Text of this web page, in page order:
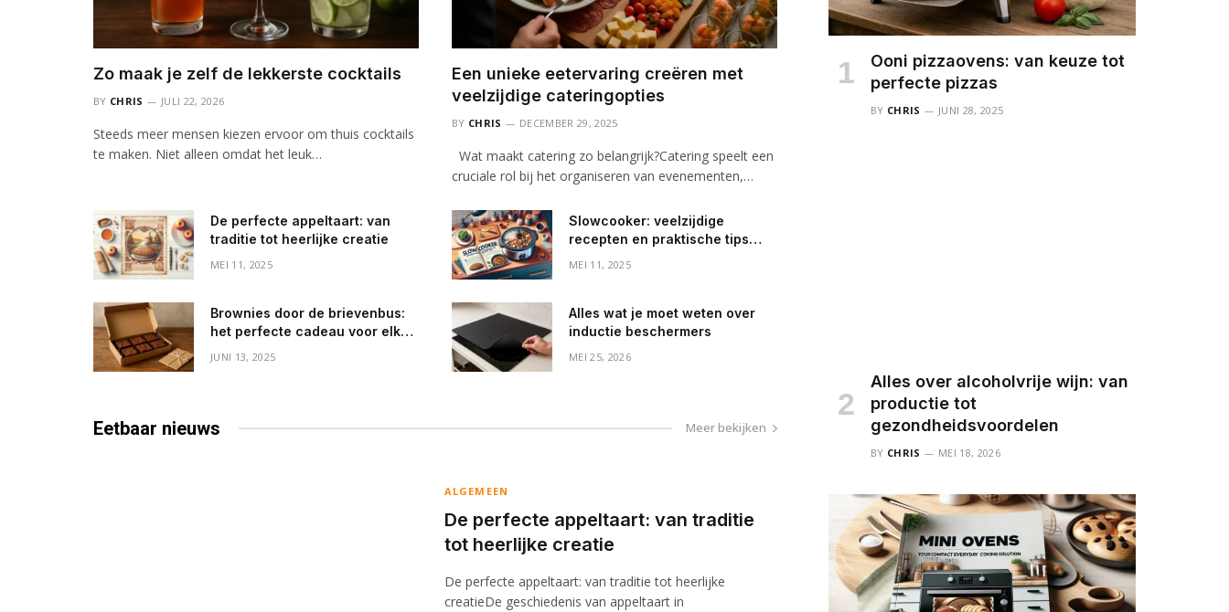
Zo maak je zelf de lekkerste cocktails
BY CHRIS JULI 22, 2026
Steeds meer mensen kiezen ervoor om thuis cocktails
te maken. Niet alleen omdat het leuk…
Een unieke eetervaring creëren met
veelzijdige cateringopties
BY CHRIS DECEMBER 29, 2025
Wat maakt catering zo belangrijk?Catering speelt een
cruciale rol bij het organiseren van evenementen,…
De perfecte appeltaart: van
traditie tot heerlijke creatie
MEI 11, 2025
Slowcooker: veelzijdige
recepten en praktische tips
MEI 11, 2025
Brownies door de brievenbus:
het perfecte cadeau voor elke
JUNI 13, 2025
Alles wat je moet weten over
inductie beschermers
MEI 25, 2026
Eetbaar nieuws Meer bekijken
ALGEMEEN
De perfecte appeltaart: van traditie
tot heerlijke creatie
De perfecte appeltaart: van traditie tot heerlijke
creatieDe geschiedenis van appeltaart in
Ooni pizzaovens: van keuze tot
perfecte pizzas
BY CHRIS JUNI 28, 2025
Alles over alcoholvrije wijn: van
productie tot
gezondheidsvoordelen
BY CHRIS MEI 18, 2026